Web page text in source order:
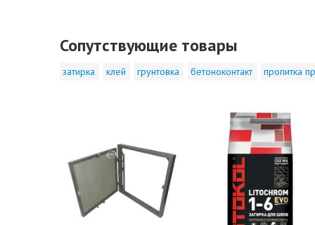
Сопутствующие товары
затирка клей грунтовка бетоноконтакт пропитка